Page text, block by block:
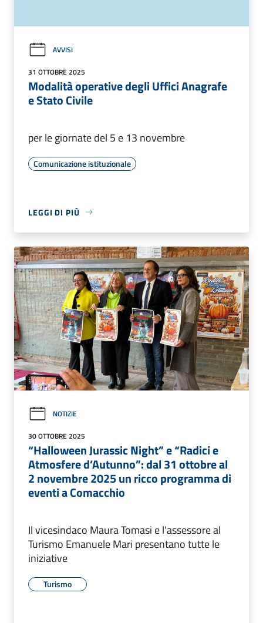
AVVISI
31 OTTOBRE 2025
Modalità operative degli Uffici Anagrafe
e Stato Civile
per le giornate del 5 e 13 novembre
Comunicazione istituzionale
LEGGI DI PIÙ
NOTIZIE
30 OTTOBRE 2025
“Halloween Jurassic Night” e “Radici e
Atmosfere d’Autunno”: dal 31 ottobre al
2 novembre 2025 un ricco programma di
eventi a Comacchio
Il vicesindaco Maura Tomasi e l'assessore al
Turismo Emanuele Mari presentano tutte le
iniziative
Turismo